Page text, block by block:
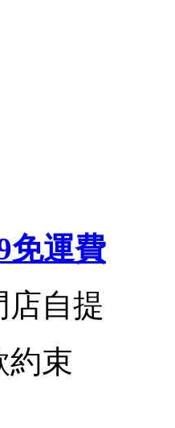
免運費
店自提
約束